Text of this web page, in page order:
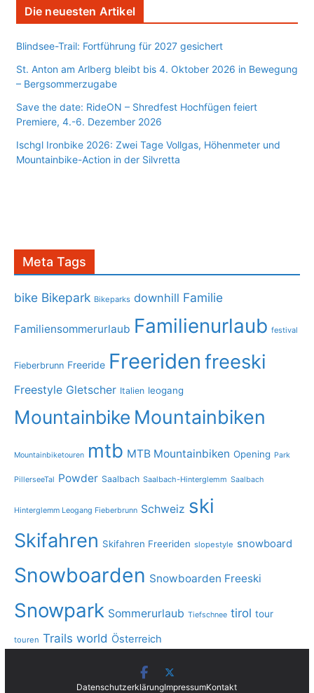
Die neuesten Artikel
Blindsee-Trail: Fortführung für 2027 gesichert
St. Anton am Arlberg bleibt bis 4. Oktober 2026 in Bewegung
– Bergsommerzugabe
Save the date: RideON – Shredfest Hochfügen feiert
Premiere, 4.-6. Dezember 2026
Ischgl Ironbike 2026: Zwei Tage Vollgas, Höhenmeter und
Mountainbike-Action in der Silvretta
Meta Tags
bike Bikepark Bikeparks downhill Familie
Familiensommerurlaub Familienurlaub festival
Fieberbrunn Freeride Freeriden freeski
Freestyle Gletscher Italien leogang
Mountainbike Mountainbiken
Mountainbiketouren mtb MTB Mountainbiken Opening Park
PillerseeTal Powder Saalbach Saalbach-Hinterglemm Saalbach
Hinterglemm Leogang Fieberbrunn Schweiz ski
Skifahren Skifahren Freeriden slopestyle snowboard
Snowboarden Snowboarden Freeski
Snowpark Sommerurlaub Tiefschnee tirol tour
touren Trails world Österreich
DatenschutzerklärungImpressumKontakt